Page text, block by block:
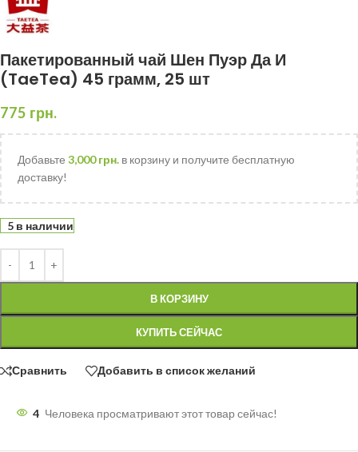
Пакетированный чай Шен Пуэр Да И
(TaeTea) 45 грамм, 25 шт
775 грн.
Добавьте 3,000грн. в корзину и получите бесплатную
доставку!
5 в наличии
В КОРЗИНУ
КУПИТЬ СЕЙЧАС
Сравнить Добавить в список желаний
4 Человека просматривают этот товар сейчас!